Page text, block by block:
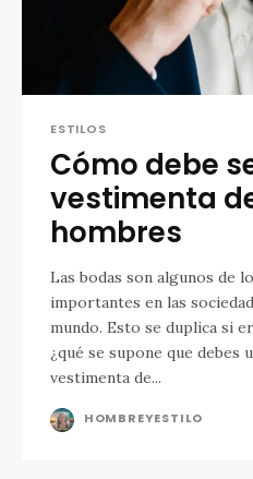
ESTILOS
Cómo debe
vestimenta
hombres
Las bodas son algunos de
importantes en las
mundo. Esto se duplica si
¿qué se supone que debes
vestimenta de...
HOMBREYESTILO